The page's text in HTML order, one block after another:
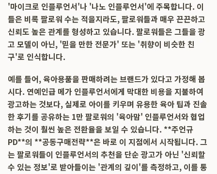
'마이크로 인플루언서'나 '나노 인플루언서'에 주목합니다. 이
들은 비록 팔로워 수는 적을지라도, 팔로워들과 매우 끈끈하고
신뢰도 높은 관계를 형성하고 있습니다. 팔로워들은 그들을 광
고 모델이 아닌, '믿을 만한 전문가' 또는 '취향이 비슷한 친
구'로 인식합니다.
예를 들어, 육아용품을 판매하려는 브랜드가 있다고 가정해 봅
시다. 연예인급 메가 인플루언서에게 막대한 비용을 지불하여
광고하는 것보다, 실제로 아이를 키우며 유용한 육아 팁과 진솔
한 후기를 공유하는 1만 팔로워의 '육아맘' 인플루언서와 협업
하는 것이 훨씬 높은 전환율을 보일 수 있습니다. **주언규
PD**의 **공동구매전략**은 바로 이 지점에서 시작됩니다. 그
는 팔로워들이 인플루언서의 추천을 단순 광고가 아닌 '신뢰할
수 있는 정보'로 받아들이는 '관계의 깊이'를 측정하고, 이를 통